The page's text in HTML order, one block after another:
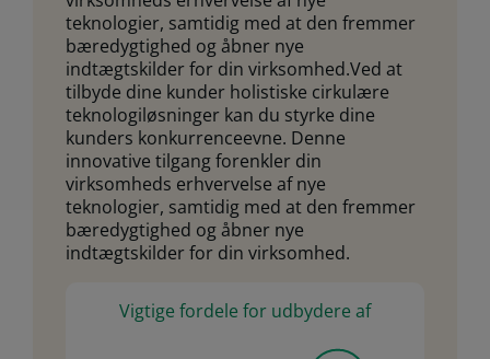
teknologier, samtidig med at den fremmer
bæredygtighed og åbner nye
indtægtskilder for din virksomhed.Ved at
tilbyde dine kunder holistiske cirkulære
teknologiløsninger kan du styrke dine
kunders konkurrenceevne. Denne
innovative tilgang forenkler din
virksomheds erhvervelse af nye
teknologier, samtidig med at den fremmer
bæredygtighed og åbner nye
indtægtskilder for din virksomhed.
Vigtige fordele for udbydere af